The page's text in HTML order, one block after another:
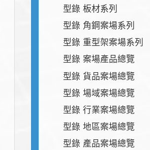
型錄 板材系列
型錄 角鋼案場系列
型錄 重型架案場系列
型錄 案場產品總覽
型錄 貨品案場總覽
型錄 場域案場總覽
型錄 行業案場總覽
型錄 地區案場總覽
型錄 產品案場總覽